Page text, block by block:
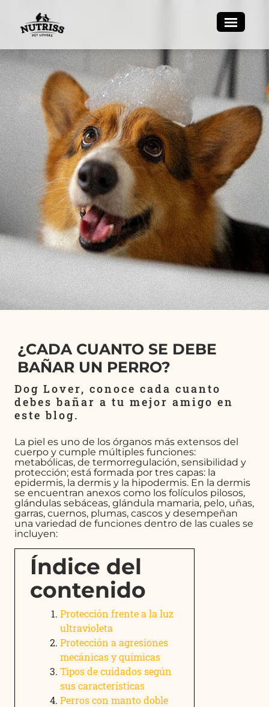
¿CADA CUANTO SE DEBE
BAÑAR UN PERRO?
Dog Lover, conoce cada cuanto
debes bañar a tu mejor amigo en
este blog.
La piel es uno de los órganos más extensos del
cuerpo y cumple múltiples funciones:
metabólicas, de termorregulación, sensibilidad y
protección; está formada por tres capas: la
epidermis, la dermis y la hipodermis. En la dermis
se encuentran anexos como los folículos pilosos,
glándulas sebáceas, glándula mamaria, pelo, uñas,
garras, cuernos, plumas, cascos y desempeñan
una variedad de funciones dentro de las cuales se
incluyen:
Índice del
contenido
Protección frente a la luz
ultravioleta
Protección a agresiones
mecánicas y químicas
Tipos de cuidados según
sus características
Perros con manto doble